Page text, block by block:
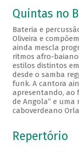
Quintas no
Bateria e
Oliveira e
ainda mescla
ritmos afro-
estilos distintos
desde o samba
funk. A cantora
apresentando, ao
de Angola” e uma
caboverdeano
Repertório